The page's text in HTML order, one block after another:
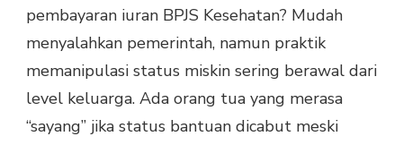
pembayaran iuran BPJS Kesehatan? Mudah
menyalahkan pemerintah, namun praktik
memanipulasi status miskin sering berawal dari
level keluarga. Ada orang tua yang merasa
“sayang” jika status bantuan dicabut meski